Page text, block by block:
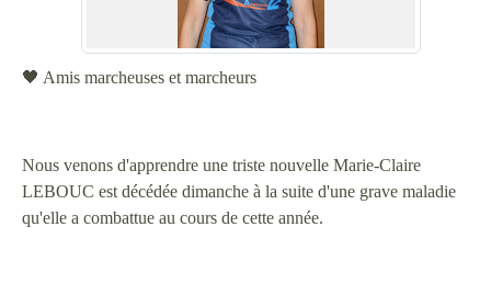
🖤 Amis marcheuses et marcheurs
Nous venons d'apprendre une triste nouvelle Marie-Claire
LEBOUC est décédée dimanche à la suite d'une grave maladie
qu'elle a combattue au cours de cette année.